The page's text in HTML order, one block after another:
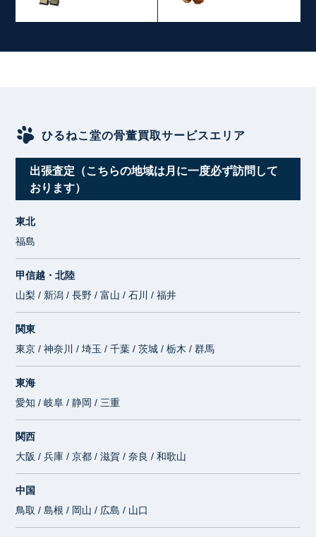
ひるねこ堂の骨董買取サービスエリア
出張査定（こちらの地域は月に一度必ず訪問して
おります）
東北
福島
甲信越・北陸
山梨 / 新潟 / 長野 / 富山 / 石川 / 福井
関東
東京 / 神奈川 / 埼玉 / 千葉 / 茨城 / 栃木 / 群馬
東海
愛知 / 岐阜 / 静岡 / 三重
関西
大阪 / 兵庫 / 京都 / 滋賀 / 奈良 / 和歌山
中国
鳥取 / 島根 / 岡山 / 広島 / 山口